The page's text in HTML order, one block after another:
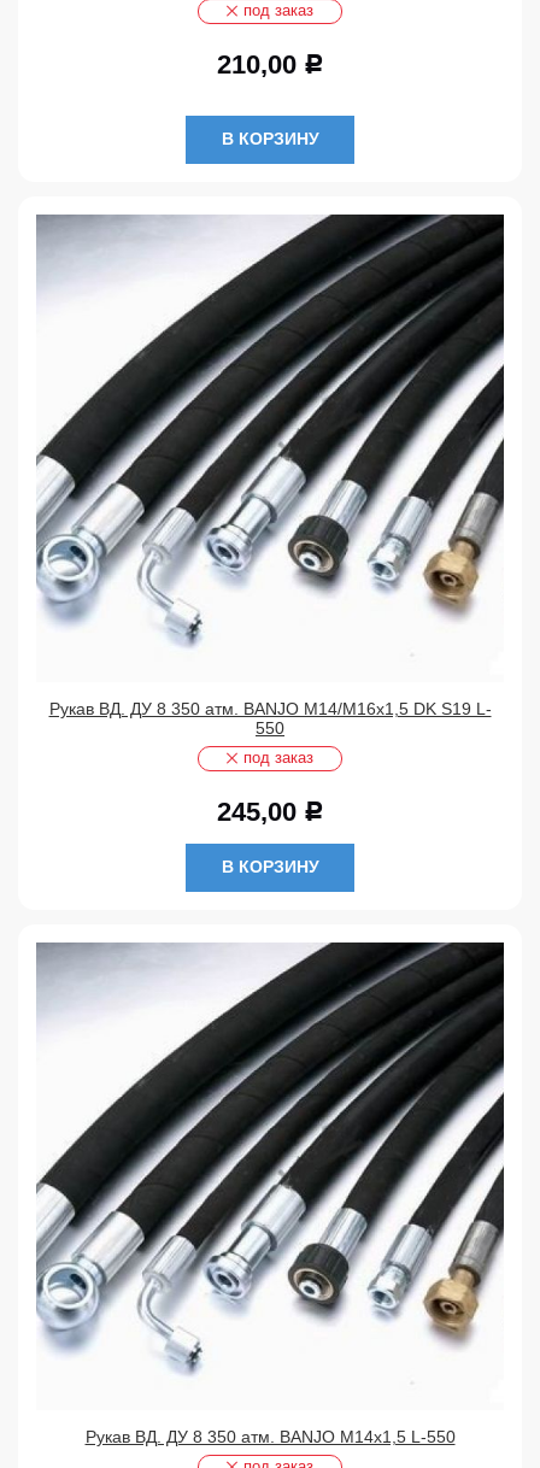
под заказ
210,00 Р
В КОРЗИНУ
Рукав ВД. ДУ 8 350 атм. BANJO М14/М16х1,5 DK S19 L-
550
под заказ
245,00 Р
В КОРЗИНУ
Рукав ВД. ДУ 8 350 атм. BANJO М14х1,5 L-550